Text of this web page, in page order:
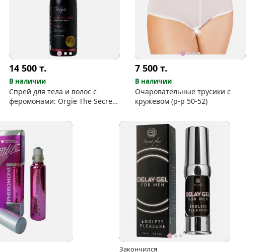
14 500 т.
В наличии
Спрей для тела и волос с
феромонами: Orgie The Secret-
7 500 т.
В наличии
Очаровательные трусики с
кружевом (р-р 50-52)
Закончился